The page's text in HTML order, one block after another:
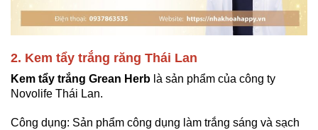
2. Kem tẩy trắng răng Thái Lan
Kem tẩy trắng Grean Herb là sản phẩm của công ty
Novolife Thái Lan.
Công dụng: Sản phẩm công dụng làm trắng sáng và sạch